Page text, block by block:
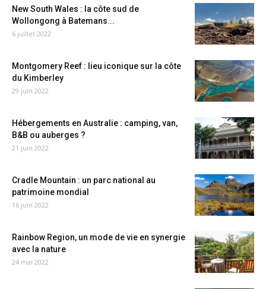
New South Wales : la côte sud de
Wollongong à Batemans...
6 juillet 2022
Montgomery Reef : lieu iconique sur la côte
du Kimberley
29 juin 2022
Hébergements en Australie : camping, van,
B&B ou auberges ?
21 juin 2022
Cradle Mountain : un parc national au
patrimoine mondial
16 juin 2022
Rainbow Region, un mode de vie en synergie
avec la nature
24 mai 2022